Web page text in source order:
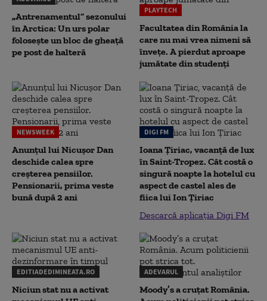
„Antrenamentul” sezonului
în Arctica: Un urs polar
folosește un bloc de gheață
pe post de halteră
PLAYTECH
Facultatea din România la
care nu mai vrea nimeni să
înveţe. A pierdut aproape
jumătate din studenţi
NEWSWEEK
Anunțul lui Nicușor Dan
deschide calea spre
creșterea pensiilor.
Pensionarii, prima veste
bună după 2 ani
DIGI FM
Ioana Țiriac, vacanță de lux
în Saint-Tropez. Cât costă o
singură noapte la hotelul cu
aspect de castel ales de
fiica lui Ion Țiriac
Descarcă aplicația Digi FM
EDITIADEDIMINEATA.RO
Niciun stat nu a activat
ADEVARUL
Moody’s a cruțat România.